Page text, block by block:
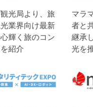
光局より、旅
業界向け最新
輝く旅のコン
紹介
マラ
者と
継承
光を